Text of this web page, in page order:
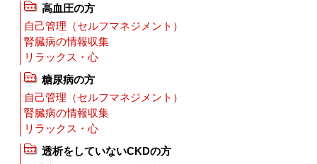
高血圧の方
自己管理（セルフマネジメント）
腎臓病の情報収集
リラックス・心
糖尿病の方
自己管理（セルフマネジメント）
腎臓病の情報収集
リラックス・心
透析をしていないCKDの方